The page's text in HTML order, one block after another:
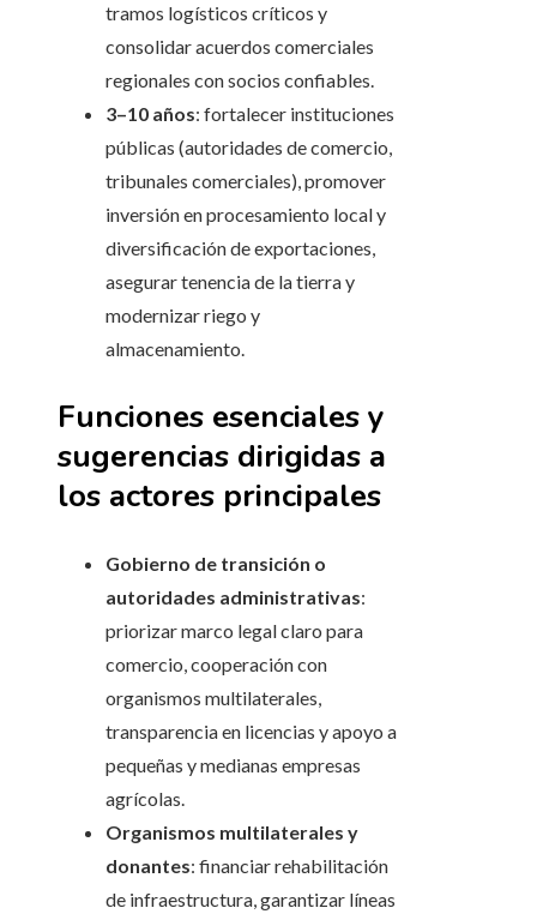
tramos logísticos críticos y
consolidar acuerdos comerciales
regionales con socios confiables.
3–10 años: fortalecer instituciones
públicas (autoridades de comercio,
tribunales comerciales), promover
inversión en procesamiento local y
diversificación de exportaciones,
asegurar tenencia de la tierra y
modernizar riego y
almacenamiento.
Funciones esenciales y
sugerencias dirigidas a
los actores principales
Gobierno de transición o
autoridades administrativas:
priorizar marco legal claro para
comercio, cooperación con
organismos multilaterales,
transparencia en licencias y apoyo a
pequeñas y medianas empresas
agrícolas.
Organismos multilaterales y
donantes: financiar rehabilitación
de infraestructura, garantizar líneas